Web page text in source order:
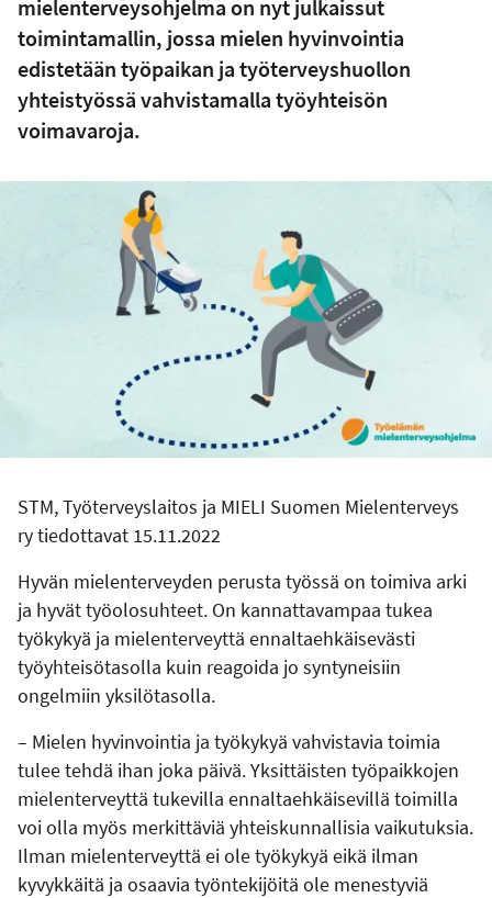
mielenterveysohjelma on nyt julkaissut
toimintamallin, jossa mielen hyvinvointia
edistetään työpaikan ja työterveyshuollon
yhteistyössä vahvistamalla työyhteisön
voimavaroja.
STM, Työterveyslaitos ja MIELI Suomen Mielenterveys
ry tiedottavat 15.11.2022
Hyvän mielenterveyden perusta työssä on toimiva arki
ja hyvät työolosuhteet. On kannattavampaa tukea
työkykyä ja mielenterveyttä ennaltaehkäisevästi
työyhteisötasolla kuin reagoida jo syntyneisiin
ongelmiin yksilötasolla.
– Mielen hyvinvointia ja työkykyä vahvistavia toimia
tulee tehdä ihan joka päivä. Yksittäisten työpaikkojen
mielenterveyttä tukevilla ennaltaehkäisevillä toimilla
voi olla myös merkittäviä yhteiskunnallisia vaikutuksia.
Ilman mielenterveyttä ei ole työkykyä eikä ilman
kyvykkäitä ja osaavia työntekijöitä ole menestyviä